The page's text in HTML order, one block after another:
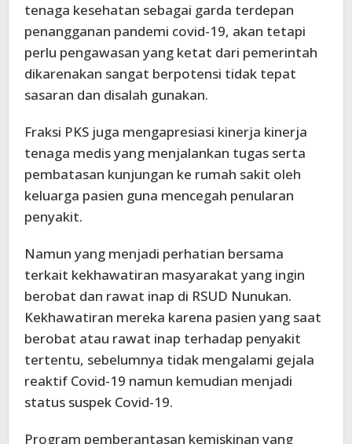
tenaga kesehatan sebagai garda terdepan
penangganan pandemi covid-19, akan tetapi
perlu pengawasan yang ketat dari pemerintah
dikarenakan sangat berpotensi tidak tepat
sasaran dan disalah gunakan.
Fraksi PKS juga mengapresiasi kinerja kinerja
tenaga medis yang menjalankan tugas serta
pembatasan kunjungan ke rumah sakit oleh
keluarga pasien guna mencegah penularan
penyakit.
Namun yang menjadi perhatian bersama
terkait kekhawatiran masyarakat yang ingin
berobat dan rawat inap di RSUD Nunukan.
Kekhawatiran mereka karena pasien yang saat
berobat atau rawat inap terhadap penyakit
tertentu, sebelumnya tidak mengalami gejala
reaktif Covid-19 namun kemudian menjadi
status suspek Covid-19.
Program pemberantasan kemiskinan yang